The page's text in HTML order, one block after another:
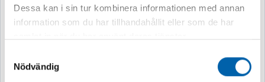
Dessa kan i sin tur kombinera informationen med annan
information som du har tillhandahållit eller som de har
Nödvändig